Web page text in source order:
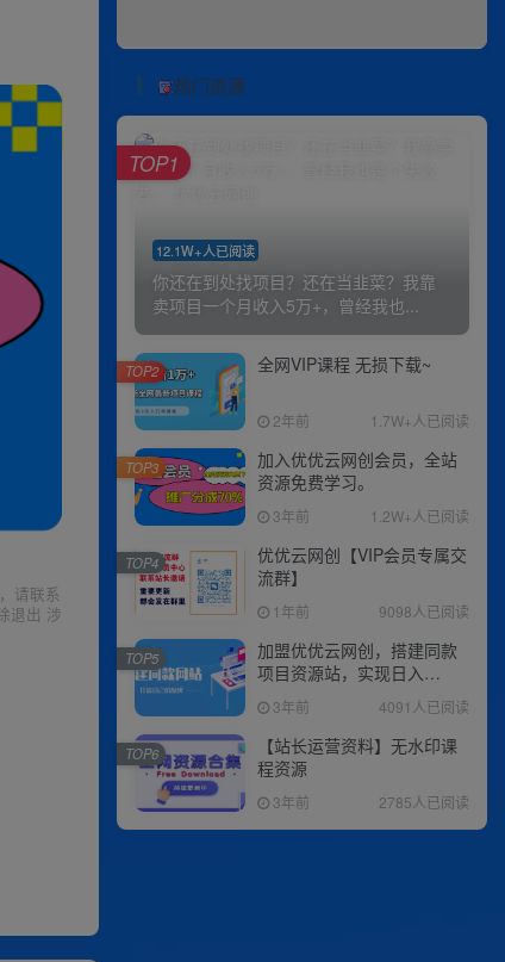
请联系
退出 涉
热门资源
12.1W+人已阅读
你还在到处找项目？还在当韭菜？我靠
卖项目一个月收入5万+，曾经我也...
TOP1
全网VIP课程 无损下载~
2年前 1.7W+人已阅读
TOP2
加入优优云网创会员，全站
资源免费学习。
3年前 1.2W+人已阅读
TOP3
优优云网创【VIP会员专属交
流群】
1年前 9098人已阅读
TOP4
加盟优优云网创，搭建同款
项目资源站，实现日入
2000+
3年前 4091人已阅读
TOP5
【站长运营资料】无水印课
程资源
3年前 2785人已阅读
TOP6